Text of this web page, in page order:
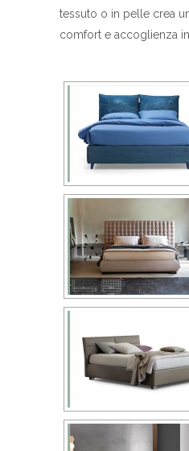
tessuto o in pelle crea
comfort e accoglienza in